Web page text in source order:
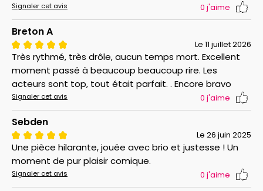
Signaler cet avis 0 j'aime
Breton A
Le 11 juillet 2026
Très rythmé, très drôle, aucun temps mort. Excellent
moment passé à beaucoup beaucoup rire. Les
acteurs sont top, tout était parfait. . Encore bravo
Signaler cet avis 0 j'aime
Sebden
Le 26 juin 2025
Une pièce hilarante, jouée avec brio et justesse ! Un
moment de pur plaisir comique.
Signaler cet avis 0 j'aime